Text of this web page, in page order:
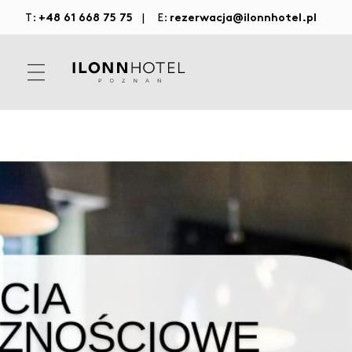
T: +48 61 668 75 75 | E: rezerwacja@ilonnhotel.pl